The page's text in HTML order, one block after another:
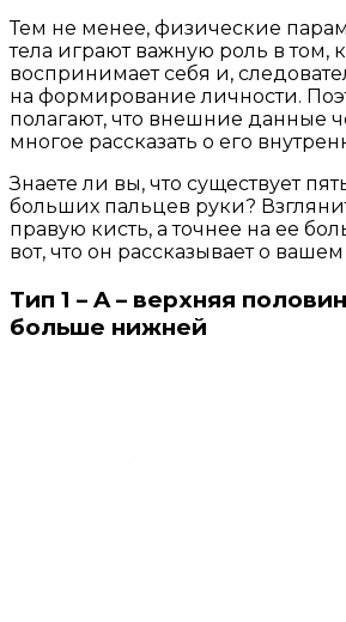
Тем не менее, физические
тела играют важную роль в том,
воспринимает себя и,
на формирование личности.
полагают, что внешние данные
многое рассказать о его
Знаете ли вы, что существует
больших пальцев руки?
правую кисть, а точнее на ее
вот, что он рассказывает о вашем
Тип 1 – A – верхняя
больше нижней